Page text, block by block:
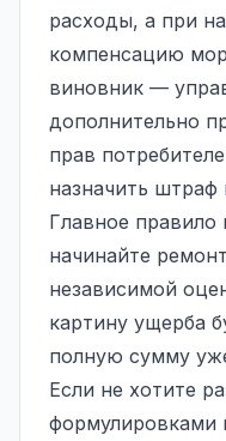
расходы, а при
компенсацию
виновник —
дополнительно
прав
назначить штраф
Главное правило
начинайте
независимой
картину ущерба
полную сумму
Если не хотите
формулировками